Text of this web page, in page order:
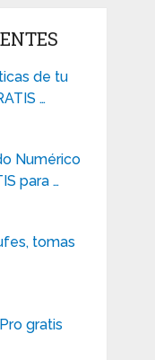
de tu
…
Numérico
para …
tomas
gratis